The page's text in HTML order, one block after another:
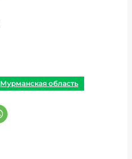
Мурманская область